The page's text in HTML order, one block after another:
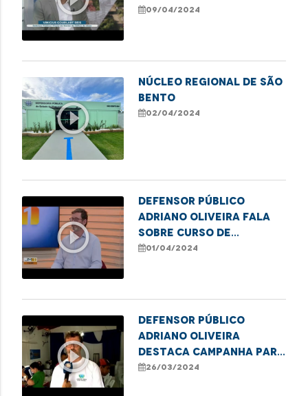
cannabis para fins
09/04/2024
play_circle_outline
Núcleo Regional de SÃO
BENTO
02/04/2024
play_circle_outline
Defensor público
Adriano Oliveira fala
sobre curso de
formação de
01/04/2024
play_circle_outline
Defensor público
Adriano Oliveira
destaca campanha para
emissão de título de
26/03/2024